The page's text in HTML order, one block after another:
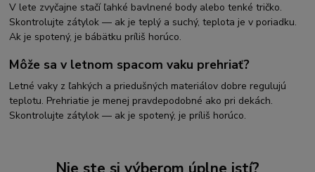
V lete zvyčajne stačí ľahké bavlnené body alebo tenké tričko.
Skontrolujte zátylok — ak je teplý a suchý, teplota je v poriadku.
Ak je spotený, je bábätku príliš horúco.
Môže sa v letnom spacom vaku prehriať?
Letné vaky z ľahkých a priedušných materiálov dobre regulujú
teplotu. Prehriatie je menej pravdepodobné ako pri dekách.
Skontrolujte zátylok — ak je spotený, je príliš horúco.